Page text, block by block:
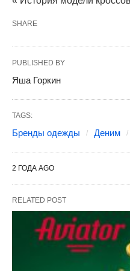
SHARE
PUBLISHED BY
Яша Горкин
TAGS:
Бренды одежды Деним
2 ГОДА AGO
RELATED POST